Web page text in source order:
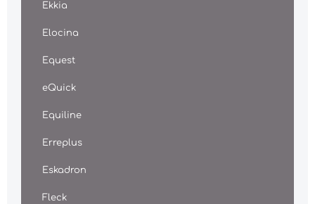
Ekkia
Elocina
Equest
eQuick
Equiline
Erreplus
Eskadron
Fleck